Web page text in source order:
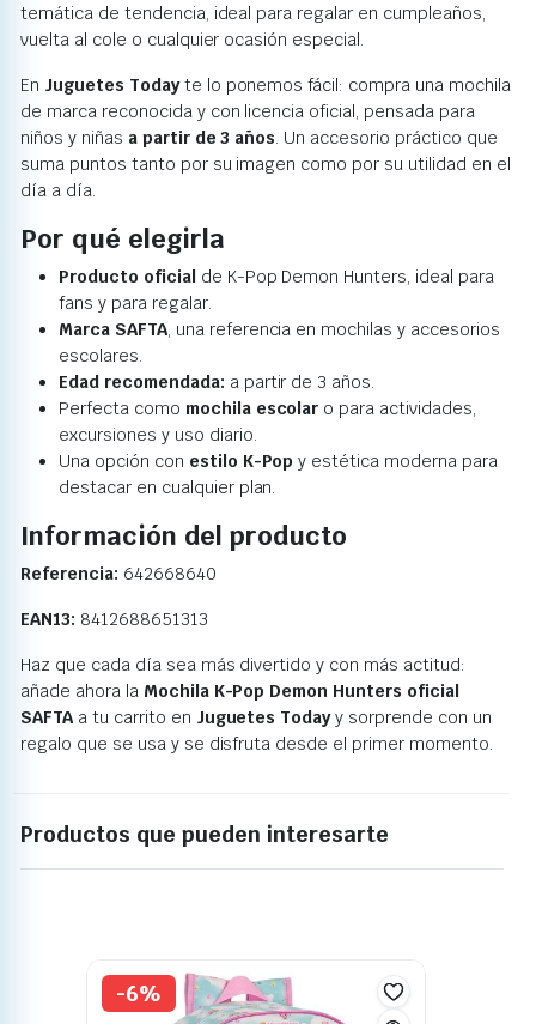
temática de tendencia, ideal para regalar en cumpleaños,
vuelta al cole o cualquier ocasión especial.
En Juguetes Todayte lo ponemos fácil: compra una mochila
de marca reconocida y con licencia oficial, pensada para
niños y niñas a partir de 3 años. Un accesorio práctico que
suma puntos tanto por su imagen como por su utilidad en el
día a día.
Por qué elegirla
Producto oficial de K-Pop Demon Hunters, ideal para
fans y para regalar.
Marca SAFTA, una referencia en mochilas y accesorios
escolares.
Edad recomendada: a partir de 3 años.
Perfecta como mochila escolar o para actividades,
excursiones y uso diario.
Una opción con estilo K-Pop y estética moderna para
destacar en cualquier plan.
Información del producto
Referencia: 642668640
EAN13: 8412688651313
Haz que cada día sea más divertido y con más actitud:
añade ahora la Mochila K-Pop Demon Hunters oficial
SAFTA a tu carrito en Juguetes Todayy sorprende con un
regalo que se usa y se disfruta desde el primer momento.
Productos que pueden interesarte
-6%